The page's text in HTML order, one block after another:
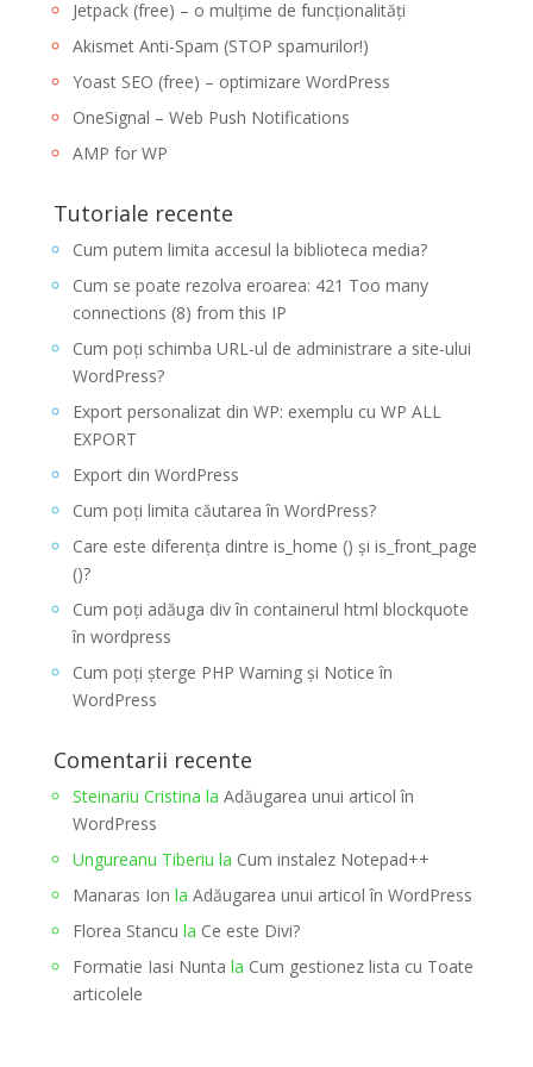
Sintaxa…
Jetpack (free) – o mulțime de funcționalități
Akismet Anti-Spam (STOP spamurilor!)
Yoast SEO (free) – optimizare WordPress
OneSignal – Web Push Notifications
AMP for WP
Tutoriale recente
Cum putem limita accesul la biblioteca media?
Cum se poate rezolva eroarea: 421 Too many
connections (8) from this IP
Cum poți schimba URL-ul de administrare a site-ului
WordPress?
Export personalizat din WP: exemplu cu WP ALL
EXPORT
Export din WordPress
Cum poți limita căutarea în WordPress?
Care este diferența dintre is_home () și is_front_page
()?
Cum poți adăuga div în containerul html blockquote
în wordpress
Cum poți șterge PHP Warning și Notice în
WordPress
Comentarii recente
Steinariu Cristina la Adăugarea unui articol în
WordPress
Ungureanu Tiberiu la Cum instalez Notepad++
Manaras Ion la Adăugarea unui articol în WordPress
Florea Stancu la Ce este Divi?
Formatie Iasi Nunta la Cum gestionez lista cu Toate
articolele